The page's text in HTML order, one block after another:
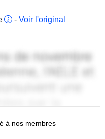
- Voir l'original
à nos membres